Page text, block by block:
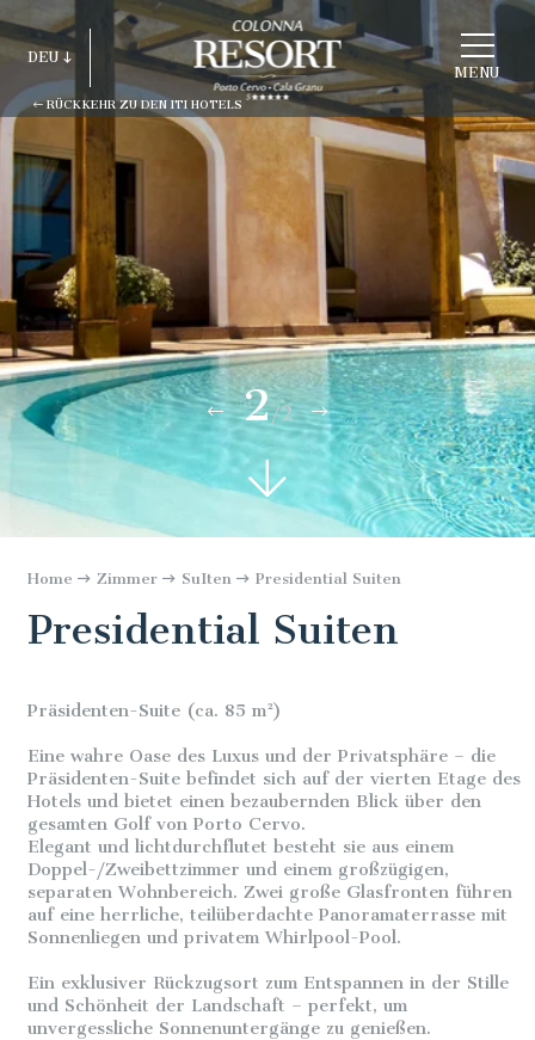
MENU
RÜCKKEHR ZU DEN ITI HOTELS
DEU
ENG
FRA
DEU
ESP
STRUKTUR
WÄHLEN
2/2
Home Zimmer SuIten Presidential Suiten
Presidential Suiten
Präsidenten-Suite (ca. 85 m²)
Eine wahre Oase des Luxus und der Privatsphäre – die
Präsidenten-Suite befindet sich auf der vierten Etage des
Hotels und bietet einen bezaubernden Blick über den
gesamten Golf von Porto Cervo.
Elegant und lichtdurchflutet besteht sie aus einem
Doppel-/Zweibettzimmer und einem großzügigen,
separaten Wohnbereich. Zwei große Glasfronten führen
auf eine herrliche, teilüberdachte Panoramaterrasse mit
Sonnenliegen und privatem Whirlpool-Pool.
Ein exklusiver Rückzugsort zum Entspannen in der Stille
und Schönheit der Landschaft – perfekt, um
unvergessliche Sonnenuntergänge zu genießen.